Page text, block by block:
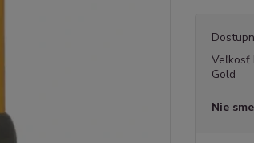
Veľkosť
Gold
Nie